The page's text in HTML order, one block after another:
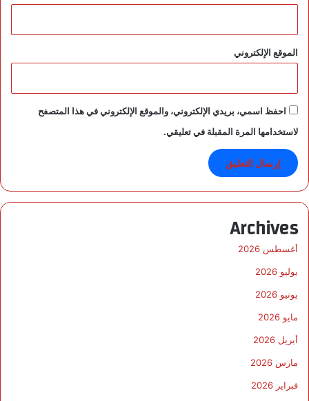
الموقع الإلكتروني
احفظ اسمي، بريدي الإلكتروني، والموقع الإلكتروني في هذا المتصفح
لاستخدامها المرة المقبلة في تعليقي.
Archives
أغسطس 2026
يوليو 2026
يونيو 2026
مايو 2026
أبريل 2026
مارس 2026
فبراير 2026